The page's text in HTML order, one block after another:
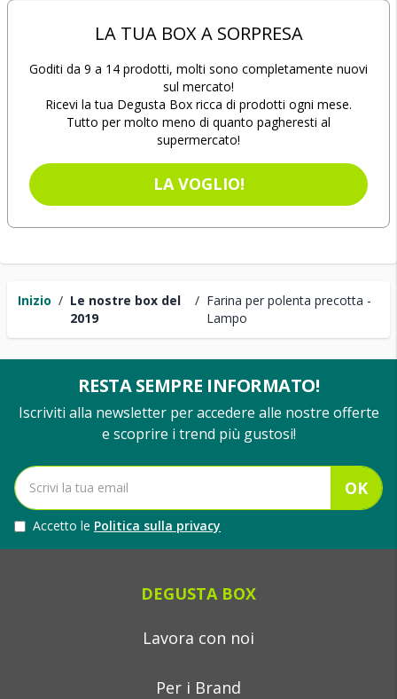
Inizio / Le nostre box del
2019
/ Farina per polenta precotta -
Lampo
LA TUA BOX A SORPRESA
Goditi da 9 a 14 prodotti, molti sono completamente nuovi
sul mercato!
Ricevi la tua Degusta Box ricca di prodotti ogni mese.
Tutto per molto meno di quanto pagheresti al
supermercato!
LA VOGLIO!
RESTA SEMPRE INFORMATO!
Iscriviti alla newsletter per accedere alle nostre offerte
e scoprire i trend più gustosi!
OK
Accetto le Politica sulla privacy
DEGUSTA BOX
Lavora con noi
Per i Brand